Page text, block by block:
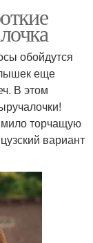
обойдутся
еще
В этом
мило торчащую
вариант